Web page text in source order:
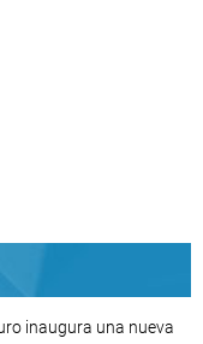
inaugura una nueva